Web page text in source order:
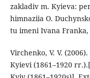
zakladiv m. Kyieva:
himnaziia O.
tu imeni Ivana
Virchenko, V. V.
Kyievi (1861–1920